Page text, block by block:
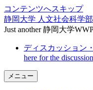
コンテンツへスキップ
静岡大学 人文社会科学
Just another 静岡大学
ディスカッション
here for the
メニュー